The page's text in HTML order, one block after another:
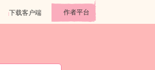
下载客户端 作者平台